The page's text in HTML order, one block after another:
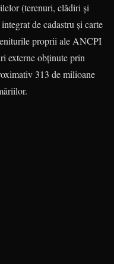
(terenuri, clădiri și
de cadastru și carte
proprii ale ANCPI
externe obținute prin
313 de milioane